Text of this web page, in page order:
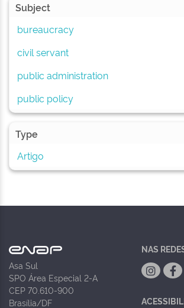
Subject
bureaucracy
civil servant
public administration
public policy
Type
Artigo
Asa Sul
SPO Área Especial 2-A
CEP 70.610-900
Brasília/DF
NAS